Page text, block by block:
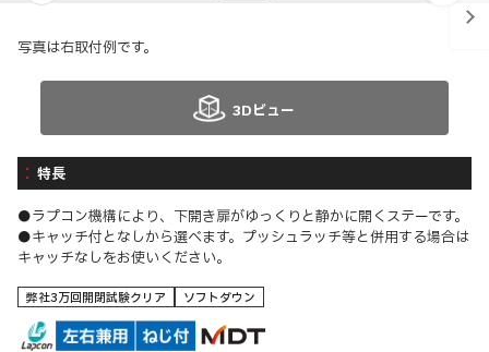
写真は右取付例です。
3Dビュー
特長
●ラプコン機構により、下開き扉がゆっくりと静かに開くステーです。
●キャッチ付となしから選べます。プッシュラッチ等と併用する場合は
キャッチなしをお使いください。
弊社3万回開閉試験クリア ソフトダウン